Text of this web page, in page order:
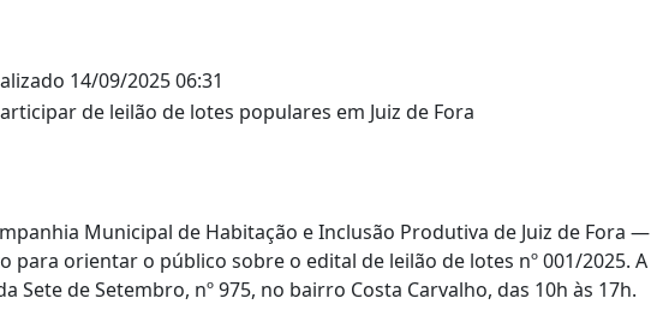
14/09/2025 06:31
Municipal de Habitação e Inclusão Produtiva de Juiz de Fora —
orientar o público sobre o edital de leilão de lotes nº 001/2025. A
Sete de Setembro, nº 975, no bairro Costa Carvalho, das 10h às 17h.